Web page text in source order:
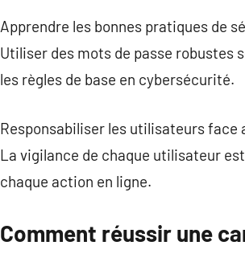
Apprendre les bonnes pratiques de
Utiliser des mots de passe robustes
les règles de base en cybersécurité.
Responsabiliser les utilisateurs
La vigilance de chaque utilisateur
chaque action en ligne.
Comment réussir une